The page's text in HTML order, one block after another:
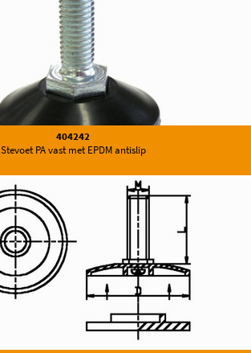
404242
Stevoet PA vast met EPDM antislip